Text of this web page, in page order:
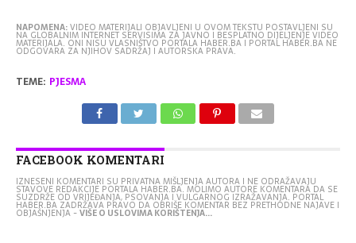
NAPOMENA:VIDEO MATERIJALI OBJAVLJENI U OVOM TEKSTU POSTAVLJENI SU
NA GLOBALNIM INTERNET SERVISIMA ZA JAVNO I BESPLATNO DIJELJENJE VIDEO
MATERIJALA. ONI NISU VLASNIŠTVO PORTALA HABER.BA I PORTAL HABER.BA NE
ODGOVARA ZA NJIHOV SADRŽAJ I AUTORSKA PRAVA.
TEME: PJESMA
FACEBOOK KOMENTARI
IZNESENI KOMENTARI SU PRIVATNA MIŠLJENJA AUTORA I NE ODRAŽAVAJU
STAVOVE REDAKCIJE PORTALA HABER.BA. MOLIMO AUTORE KOMENTARA DA SE
SUZDRŽE OD VRIJEĐANJA, PSOVANJA I VULGARNOG IZRAŽAVANJA. PORTAL
HABER.BA ZADRŽAVA PRAVO DA OBRIŠE KOMENTAR BEZ PRETHODNE NAJAVE I
OBJAŠNJENJA -VIŠE O USLOVIMA KORIŠTENJA...